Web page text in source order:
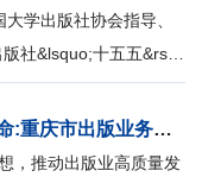
学出版社协会指导、
社&lsquo;十五五&rsq
利举行...
把握出版趋势,坚守行业使命:重庆市出版业务骨干培训专题讲座顺利举办
，推动出版业高质量发